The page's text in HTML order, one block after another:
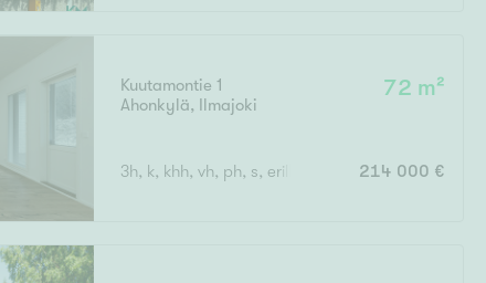
Kuutamontie 1
Ahonkylä, Ilmajoki
72 m²
3h, k, khh, vh, ph, s, erill. wc 214 000 €